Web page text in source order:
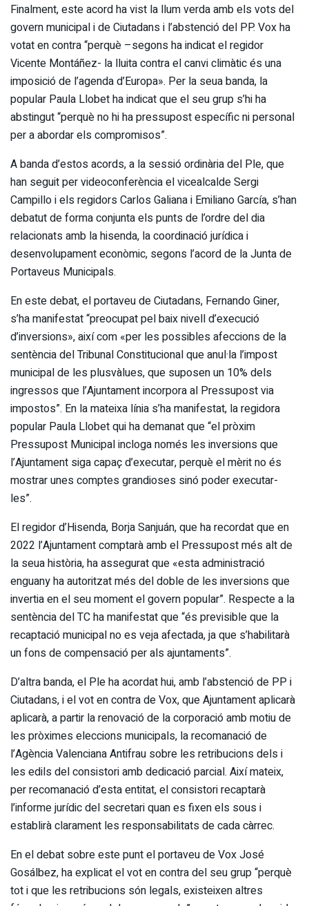
Finalment, este acord ha vist la llum verda amb els vots del
govern municipal i de Ciutadans i l’abstenció del PP. Vox ha
votat en contra “perquè –segons ha indicat el regidor
Vicente Montáñez- la lluita contra el canvi climàtic és una
imposició de l’agenda d’Europa». Per la seua banda, la
popular Paula Llobet ha indicat que el seu grup s’hi ha
abstingut “perquè no hi ha pressupost específic ni personal
per a abordar els compromisos”.
A banda d’estos acords, a la sessió ordinària del Ple, que
han seguit per videoconferència el vicealcalde Sergi
Campillo i els regidors Carlos Galiana i Emiliano García, s’han
debatut de forma conjunta els punts de l’ordre del dia
relacionats amb la hisenda, la coordinació jurídica i
desenvolupament econòmic, segons l’acord de la Junta de
Portaveus Municipals.
En este debat, el portaveu de Ciutadans, Fernando Giner,
s’ha manifestat “preocupat pel baix nivell d’execució
d’inversions», així com «per les possibles afeccions de la
sentència del Tribunal Constitucional que anul·la l’impost
municipal de les plusvàlues, que suposen un 10% dels
ingressos que l’Ajuntament incorpora al Pressupost via
impostos”. En la mateixa línia s’ha manifestat, la regidora
popular Paula Llobet qui ha demanat que “el pròxim
Pressupost Municipal incloga només les inversions que
l’Ajuntament siga capaç d’executar, perquè el mèrit no és
mostrar unes comptes grandioses sinó poder executar-
les”.
El regidor d’Hisenda, Borja Sanjuán, que ha recordat que en
2022 l’Ajuntament comptarà amb el Pressupost més alt de
la seua història, ha assegurat que «esta administració
enguany ha autoritzat més del doble de les inversions que
invertia en el seu moment el govern popular”. Respecte a la
sentència del TC ha manifestat que “és previsible que la
recaptació municipal no es veja afectada, ja que s’habilitarà
un fons de compensació per als ajuntaments”.
D’altra banda, el Ple ha acordat hui, amb l’abstenció de PP i
Ciutadans, i el vot en contra de Vox, que Ajuntament aplicarà
aplicarà, a partir la renovació de la corporació amb motiu de
les pròximes eleccions municipals, la recomanació de
l’Agència Valenciana Antifrau sobre les retribucions dels i
les edils del consistori amb dedicació parcial. Així mateix,
per recomanació d’esta entitat, el consistori recaptarà
l’informe jurídic del secretari quan es fixen els sous i
establirà clarament les responsabilitats de cada càrrec.
En el debat sobre este punt el portaveu de Vox José
Gosálbez, ha explicat el vot en contra del seu grup “perquè
tot i que les retribucions són legals, existeixen altres